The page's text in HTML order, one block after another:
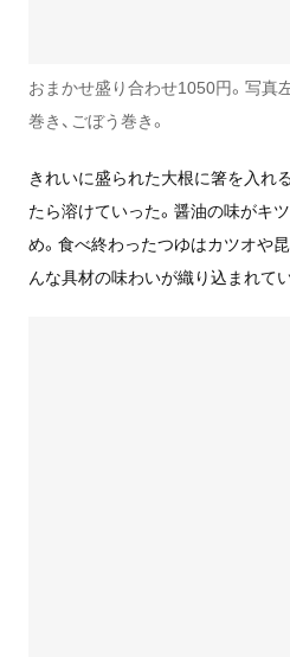
おまかせ盛り合わせ1050円。写真
巻き、ごぼう巻き。
きれいに盛られた大根に箸を入れ
たら溶けていった。醤油の味がキ
め。食べ終わったつゆはカツオや
んな具材の味わいが織り込まれて